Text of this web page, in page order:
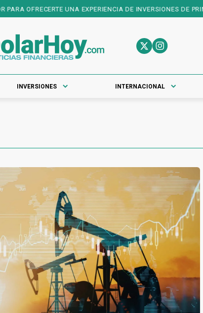
OFRECERTE UNA EXPERIENCIA DE INVERSIONES DE
INVERSIONES INTERNACIONAL